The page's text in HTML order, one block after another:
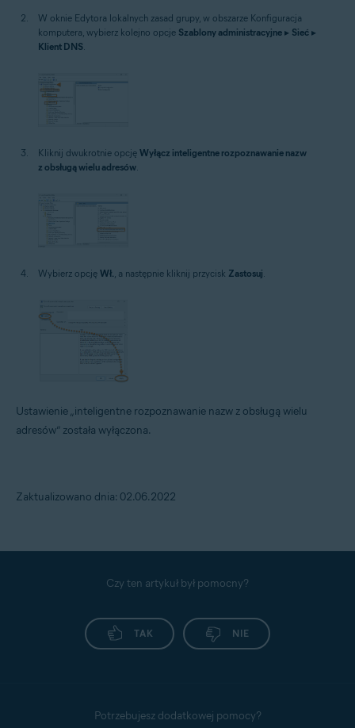
W oknie Edytora lokalnych zasad grupy, w obszarze Konfiguracja
komputera, wybierz kolejno opcje Szablony administracyjne ▸ Sieć ▸
Klient DNS
Kliknij dwukrotnie opcję Wyłącz inteligentne rozpoznawanie nazw
z obsługą wielu adresów
Wybierz opcję Wł. , a następnie kliknij przycisk Zastosuj
Ustawienie „inteligentne rozpoznawanie nazw z obsługą wielu
adresów” została wyłączona.
Zaktualizowano dnia: 02.06.2022
Czy ten artykuł był pomocny?
TAK NIE
Potrzebujesz dodatkowej pomocy?